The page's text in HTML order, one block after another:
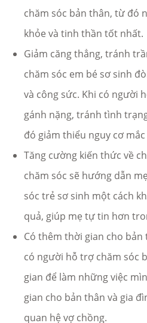
chăm sóc bản thân, từ đó
khỏe và tinh thần tốt nhất.
Giảm căng thẳng, tránh
chăm sóc em bé sơ sinh
và công sức. Khi có người
gánh nặng, tránh tình
đó giảm thiểu nguy cơ
Tăng cường kiến thức về
chăm sóc sẽ hướng dẫn
sóc trẻ sơ sinh một cách
quả, giúp mẹ tự tin hơn
Có thêm thời gian cho bản
có người hỗ trợ chăm sóc
gian để làm những việc
gian cho bản thân và gia
quan hệ vợ chồng.